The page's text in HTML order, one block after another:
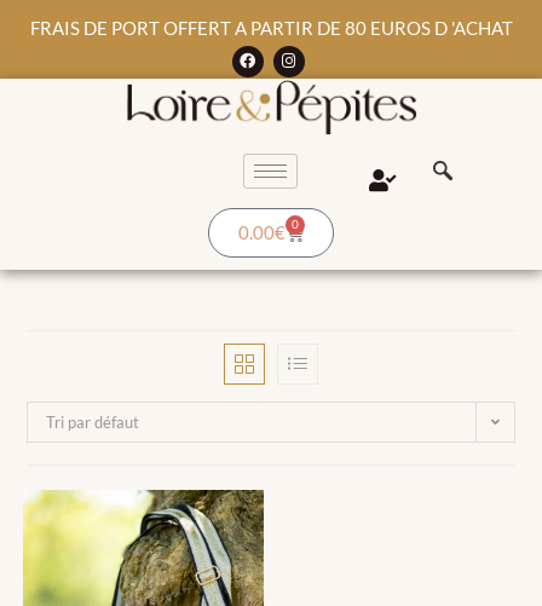
FRAIS DE PORT OFFERT A PARTIR DE 80 EUROS D 'ACHAT
0.00€ 0
Tri par défaut